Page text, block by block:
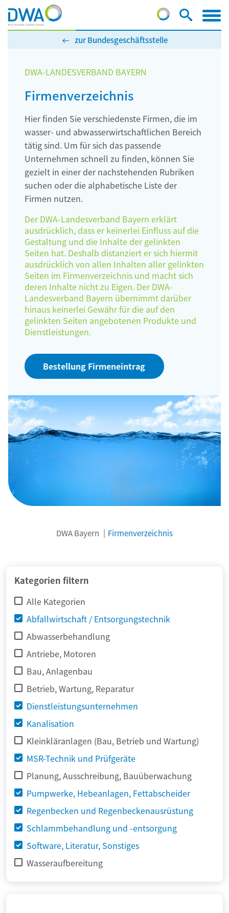
zur Bundesgeschäftsstelle
DWA-LANDESVERBAND BAYERN
Firmenverzeichnis
Hier finden Sie verschiedenste Firmen, die im
wasser- und abwasserwirtschaftlichen Bereich
tätig sind. Um für sich das passende
Unternehmen schnell zu finden, können Sie
gezielt in einer der nachstehenden Rubriken
suchen oder die alphabetische Liste der
Firmen nutzen.
Der DWA-Landesverband Bayern erklärt
ausdrücklich, dass er keinerlei Einfluss auf die
Gestaltung und die Inhalte der gelinkten
Seiten hat. Deshalb distanziert er sich hiermit
ausdrücklich von allen Inhalten aller gelinkten
Seiten im Firmenverzeichnis und macht sich
deren Inhalte nicht zu Eigen. Der DWA-
Landesverband Bayern übernimmt darüber
hinaus keinerlei Gewähr für die auf den
gelinkten Seiten angebotenen Produkte und
Dienstleistungen.
Bestellung Firmeneintrag
DWA Bayern Firmenverzeichnis
Kategorien filtern
Alle Kategorien
Abfallwirtschaft / Entsorgungstechnik
Abwasserbehandlung
Antriebe, Motoren
Bau, Anlagenbau
Betrieb, Wartung, Reparatur
Dienstleistungsunternehmen
Kanalisation
Kleinkläranlagen (Bau, Betrieb und Wartung)
MSR-Technik und Prüfgeräte
Planung, Ausschreibung, Bauüberwachung
Pumpwerke, Hebeanlagen, Fettabscheider
Regenbecken und Regenbeckenausrüstung
Schlammbehandlung und -entsorgung
Software, Literatur, Sonstiges
Wasseraufbereitung